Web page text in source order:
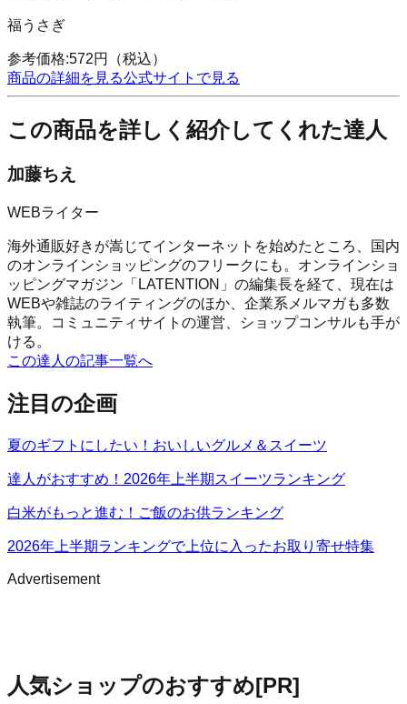
福うさぎ
参考価格:572円
（税込）
商品の詳細を見る公式サイトで見る
この商品を詳しく紹介してくれた達人
加藤ちえ
WEBライター
海外通販好きが嵩じてインターネットを始めたところ、国内
のオンラインショッピングのフリークにも。オンラインショ
ッピングマガジン「LATENTION」の編集長を経て、現在は
WEBや雑誌のライティングのほか、企業系メルマガも多数
執筆。コミュニティサイトの運営、ショップコンサルも手が
ける。
この達人の記事一覧へ
注目の企画
夏のギフトにしたい！おいしいグルメ＆スイーツ
達人がおすすめ！2026年上半期スイーツランキング
白米がもっと進む！ご飯のお供ランキング
2026年上半期ランキングで上位に入ったお取り寄せ特集
Advertisement
人気ショップのおすすめ[PR]